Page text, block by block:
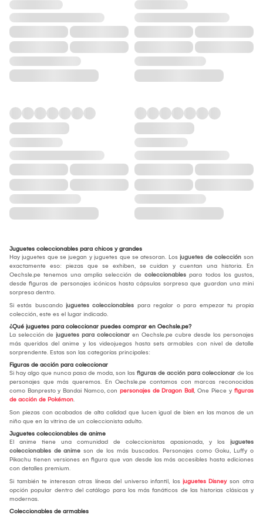
Juguetes coleccionables para chicos y grandes
Hay juguetes que se juegan y juguetes que se atesoran. Los juguetes de colección son
exactamente eso: piezas que se exhiben, se cuidan y cuentan una historia. En
Oechsle.pe tenemos una amplia selección de coleccionables para todos los gustos,
desde figuras de personajes icónicos hasta cápsulas sorpresa que guardan una mini
sorpresa dentro.
Si estás buscando juguetes coleccionables para regalar o para empezar tu propia
colección, este es el lugar indicado.
¿Qué juguetes para coleccionar puedes comprar en Oechsle.pe?
La selección de juguetes para coleccionar en Oechsle.pe cubre desde los personajes
más queridos del anime y los videojuegos hasta sets armables con nivel de detalle
sorprendente. Estas son las categorías principales:
Figuras de acción para coleccionar
Si hay algo que nunca pasa de moda, son las figuras de acción para coleccionar de los
personajes que más queremos. En Oechsle.pe contamos con marcas reconocidas
como Banpresto y Bandai Namco, con personajes de Dragon Ball, One Piece y figuras
de acción de Pokémon.
Son piezas con acabados de alta calidad que lucen igual de bien en las manos de un
niño que en la vitrina de un coleccionista adulto.
Juguetes coleccionables de anime
El anime tiene una comunidad de coleccionistas apasionada, y los juguetes
coleccionables de anime son de los más buscados. Personajes como Goku, Luffy o
Pikachu tienen versiones en figura que van desde las más accesibles hasta ediciones
con detalles premium.
Si también te interesan otras líneas del universo infantil, los juguetes Disneyson otra
opción popular dentro del catálogo para los más fanáticos de las historias clásicas y
modernas.
Coleccionables de armables